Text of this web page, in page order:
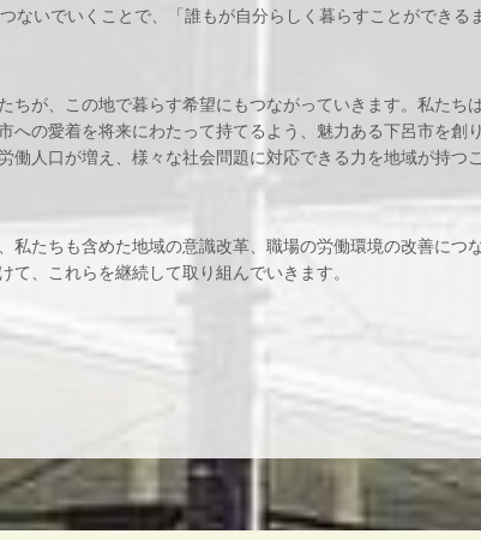
ないでいくことで、「誰もが自分らしく暮らすことができる
ちが、この地で暮らす希望にもつながっていきます。私たち
への愛着を将来にわたって持てるよう、魅力ある下呂市を創
働人口が増え、様々な社会問題に対応できる力を地域が持つ
私たちも含めた地域の意識改革、職場の労働環境の改善につ
て、これらを継続して取り組んでいきます。